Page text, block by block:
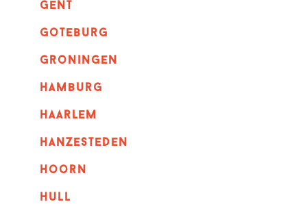
GENT
goteburg
groningen
hamburg
haarlem
hanzesteden
hoorn
hull